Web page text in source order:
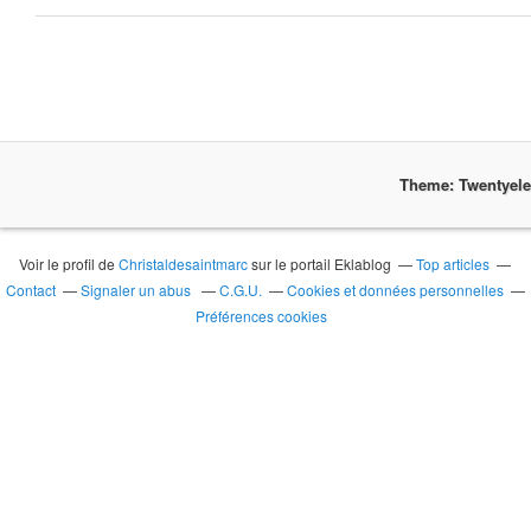
Theme:
Voir le profil deChristaldesaintmarcsur le portail Eklablog
Top articles
Contact
Signaler un abus C.G.U.
Cookies et données personnelles
Préférences cookies